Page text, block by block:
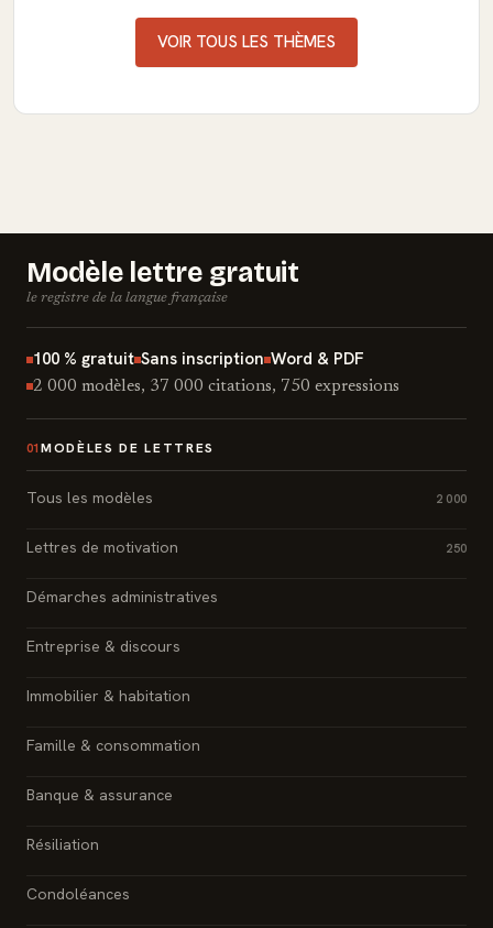
VOIR TOUS LES THÈMES
Modèle lettre gratuit
le registre de la langue française
100 % gratuit Sans inscription Word & PDF
2 000 modèles, 37 000 citations, 750 expressions
01 MODÈLES DE LETTRES
Tous les modèles 2 000
Lettres de motivation 250
Démarches administratives
Entreprise & discours
Immobilier & habitation
Famille & consommation
Banque & assurance
Résiliation
Condoléances